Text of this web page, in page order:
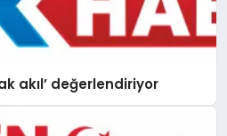
akıl’ değerlendiriyor